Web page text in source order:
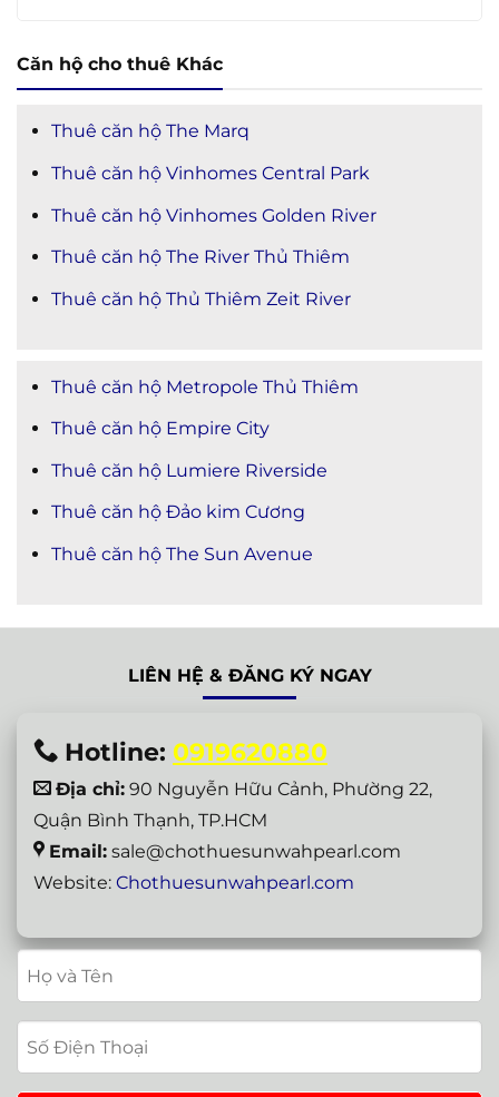
Căn hộ cho thuê Khác
Thuê căn hộ The Marq
Thuê căn hộ Vinhomes Central Park
Thuê căn hộ Vinhomes Golden River
Thuê căn hộ The River Thủ Thiêm
Thuê căn hộ Thủ Thiêm Zeit River
Thuê căn hộ Metropole Thủ Thiêm
Thuê căn hộ Empire City
Thuê căn hộ Lumiere Riverside
Thuê căn hộ Đảo kim Cương
Thuê căn hộ The Sun Avenue
LIÊN HỆ & ĐĂNG KÝ NGAY
Hotline: 0919620880
Địa chỉ: 90 Nguyễn Hữu Cảnh, Phường 22,
Quận Bình Thạnh, TP.HCM
Email: sale@chothuesunwahpearl.com
Website: Chothuesunwahpearl.com